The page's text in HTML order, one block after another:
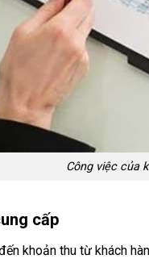
Công việc của
cấp
khoản thu từ khách